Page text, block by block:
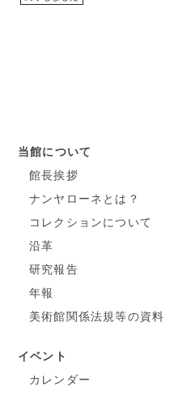
当館について
館長挨拶
ナンヤローネとは？
コレクションについて
沿革
研究報告
年報
美術館関係法規等の資料
イベント
カレンダー